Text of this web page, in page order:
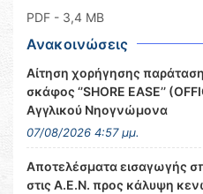
PDF - 3,4 MB
Ανακοινώσεις
Αίτηση χορήγησης
σκάφος ‘’SHORE EASE’’
Αγγλικού Νηογνώμονα
07/08/2026 4:57 μμ.
Αποτελέσματα εισαγωγής
στις Α.Ε.Ν. προς κάλυψη